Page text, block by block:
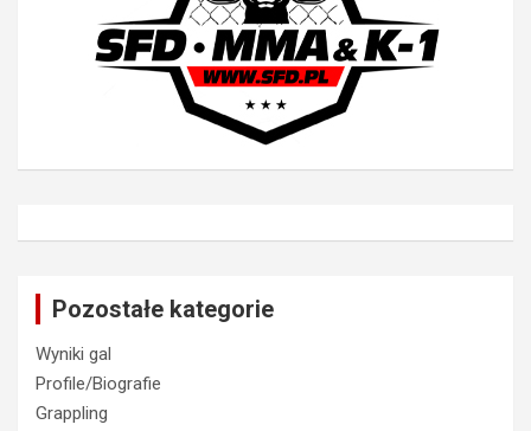
Pozostałe kategorie
Wyniki gal
Profile/Biografie
Grappling